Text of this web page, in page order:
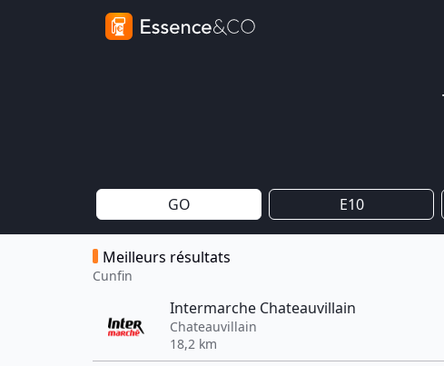
GO E10
Meilleurs résultats
Cunfin
Intermarche Chateauvillain
Chateauvillain
18,2 km